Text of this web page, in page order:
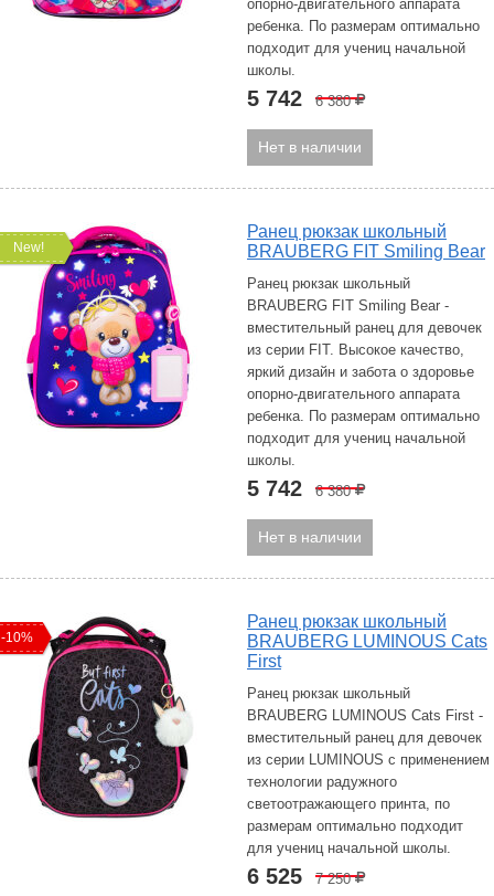
опорно-двигательного аппарата
ребенка. По размерам оптимально
подходит для учениц начальной
школы.
5 742 6 380Р
Нет в наличии
New!
Ранец рюкзак школьный
BRAUBERG FIT Smiling Bear
Ранец рюкзак школьный
BRAUBERG FIT Smiling Bear -
вместительный ранец для девочек
из серии FIT. Высокое качество,
яркий дизайн и забота о здоровье
опорно-двигательного аппарата
ребенка. По размерам оптимально
подходит для учениц начальной
школы.
5 742 6 380Р
Нет в наличии
-10%
Ранец рюкзак школьный
BRAUBERG LUMINOUS Cats
First
Ранец рюкзак школьный
BRAUBERG LUMINOUS Cats First -
вместительный ранец для девочек
из серии LUMINOUS с применением
технологии радужного
светоотражающего принта, по
размерам оптимально подходит
для учениц начальной школы.
6 525 7 250Р